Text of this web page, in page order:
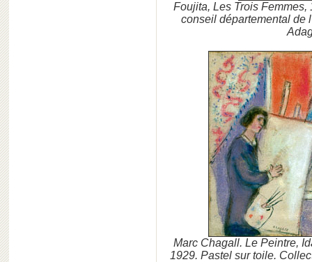
Foujita, Les Trois
conseil départemental de
Marc Chagall. Le Peintre,
1929. Pastel sur toile.